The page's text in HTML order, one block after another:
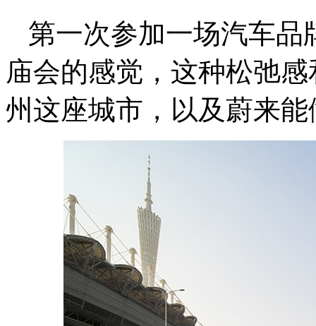
第一次参加一场汽车品
庙会的感觉，这种松弛
州这座城市，以及蔚来